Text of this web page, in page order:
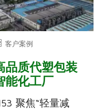
客户案例
品质代塑包装
能化工厂
聚焦“轻量减